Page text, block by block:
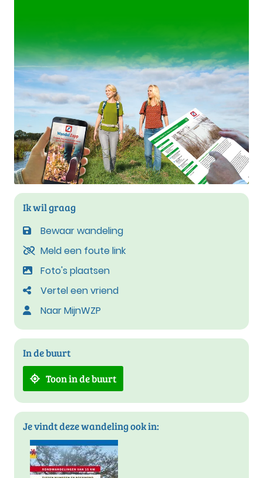
Ik wil graag
Bewaar wandeling
Meld een foute link
Foto's plaatsen
Vertel een vriend
Naar MijnWZP
In de buurt
Toon in de buurt
Je vindt deze wandeling ook in: